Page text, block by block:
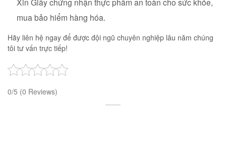
mua bảo hiểm hàng hóa.
Hãy liên hệ ngay để được đội ngũ chuyên nghiệp lâu năm chúng
tôi tư vấn trực tiếp!
0/5 (0 Reviews)